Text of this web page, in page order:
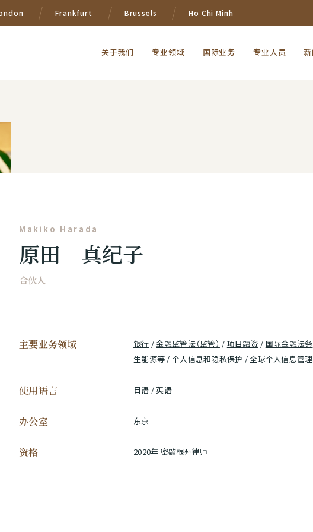
Frankfurt Brussels Ho Chi Minh
关于我们 专业领域 国际业务 专业人员
Makiko Harada
原田 真纪子
合伙人
主要业务领域 银行 /金融监管法（监管） / 项目融资 / 国际金融法务
生能源等 / 个人信息和隐私保护 /全球个人信息管理
使用语言 日语 / 英语
办公室 东京
资格 2020年 密歇根州律师